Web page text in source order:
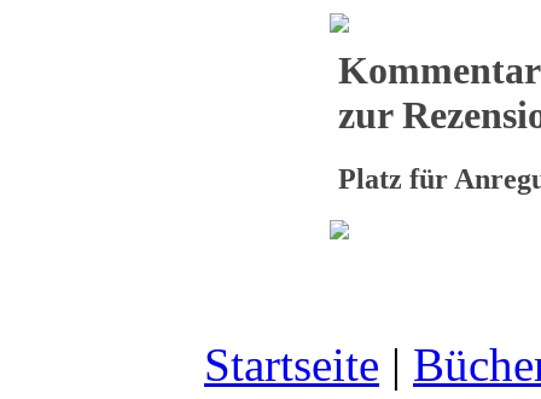
zur
Platz für
Startseite |